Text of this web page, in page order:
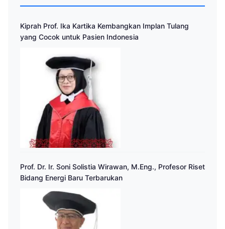
Kiprah Prof. Ika Kartika Kembangkan Implan Tulang
yang Cocok untuk Pasien Indonesia
Prof. Dr. Ir. Soni Solistia Wirawan, M.Eng., Profesor Riset
Bidang Energi Baru Terbarukan